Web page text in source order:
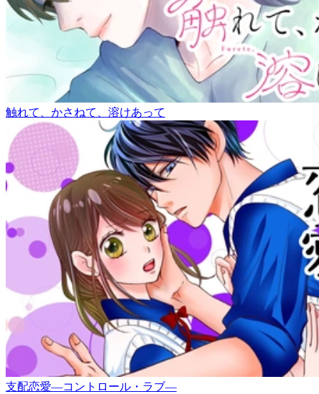
触れて、かさねて、溶けあって
支配恋愛―コントロール・ラブ―